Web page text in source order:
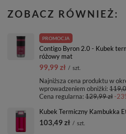
ZOBACZ RÓWNIEŻ:
PROMOCJA
Contigo Byron 2.0 - Kubek
różowy mat
99,99 zł / szt.
Najniższa cena produktu w
wprowadzeniem obniżki:
Cena regularna:129,99 zł-
Kubek Termiczny Kambukka
103,49 zł / szt.